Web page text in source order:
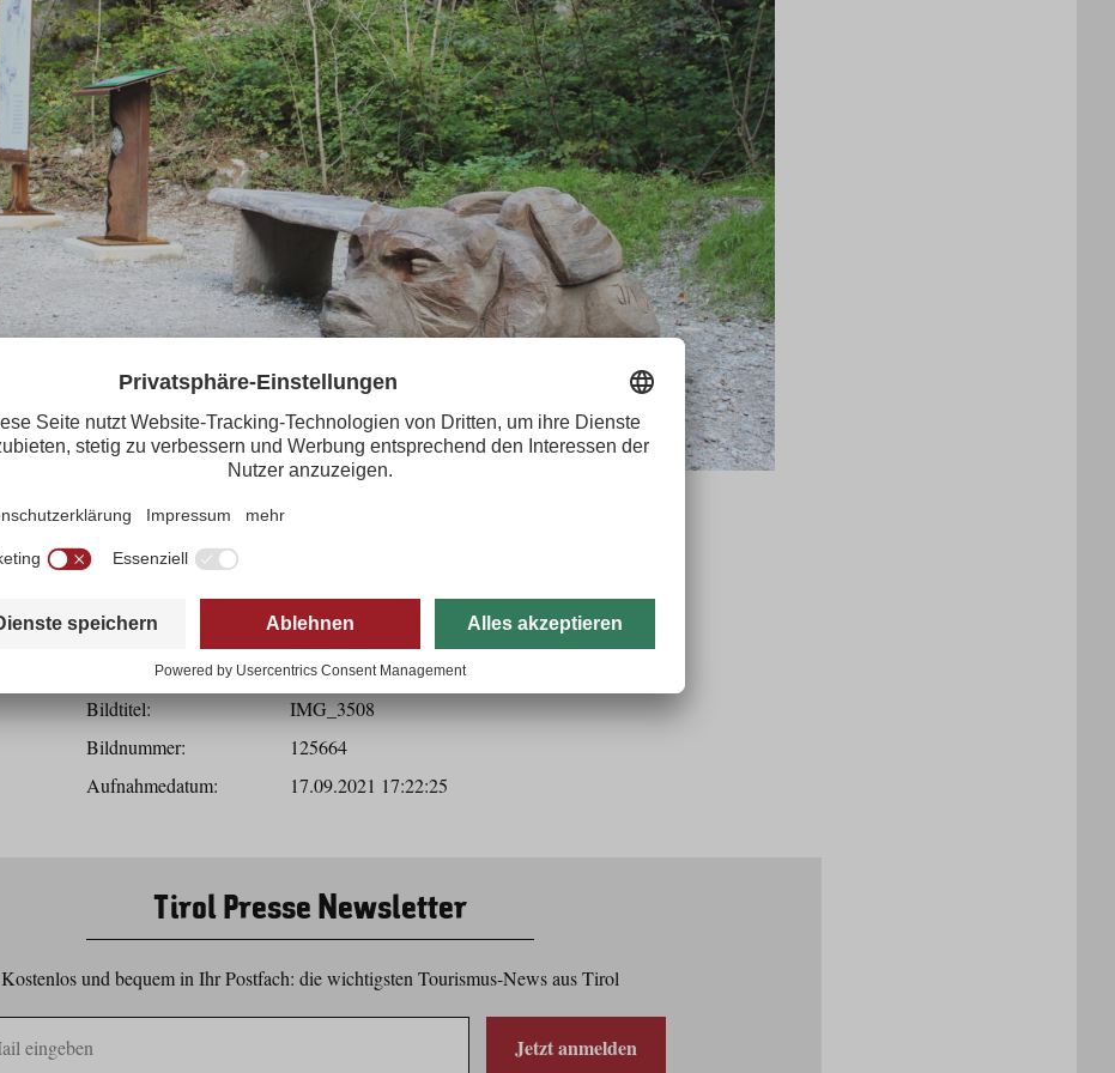
Bilddaten
Bildtitel:
IMG_3508
Bildnummer:
125664
Aufnahmedatum:
17.09.2021 17:22:25
Tirol Presse Newsletter
Kostenlos und bequem in Ihr Postfach: die wichtigsten Tourismus-News aus Tirol
Jetzt anmelden